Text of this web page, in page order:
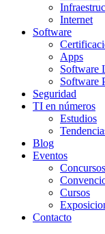
Internet
Software
Apps
Software
Software
Seguridad
TI en números
Estudios
Blog
Eventos
Concursos
Cursos
Contacto